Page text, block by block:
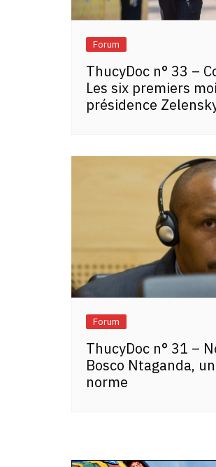
Forum
ThucyDoc n° 33 –
Les six premiers
présidence
Forum
ThucyDoc n° 31 –
Bosco Ntaganda,
norme